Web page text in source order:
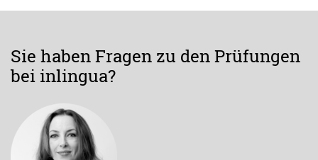
Sie haben Fragen zu den Prüfungen
bei inlingua?